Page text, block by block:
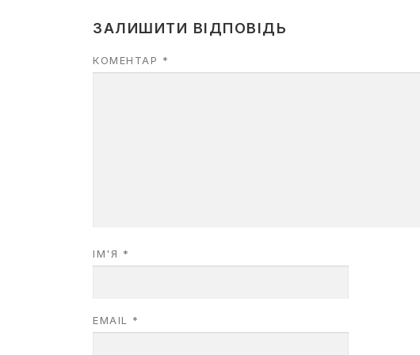
ЗАЛИШИТИ ВІДПОВІДЬ
КОМЕНТАР *
ІМ'Я *
EMAIL *